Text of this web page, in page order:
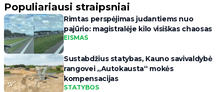
Populiariausi straipsniai
Rimtas perspėjimas judantiems nuo
pajūrio: magistralėje kilo visiškas chaosas
EISMAS
Sustabdžius statybas, Kauno savivaldybė
rangovei „Autokausta“ mokės
kompensacijas
STATYBOS